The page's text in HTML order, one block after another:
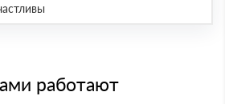
работают